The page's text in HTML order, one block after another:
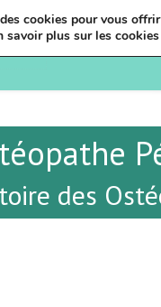
des
cookies pour vous
savoir plus sur les